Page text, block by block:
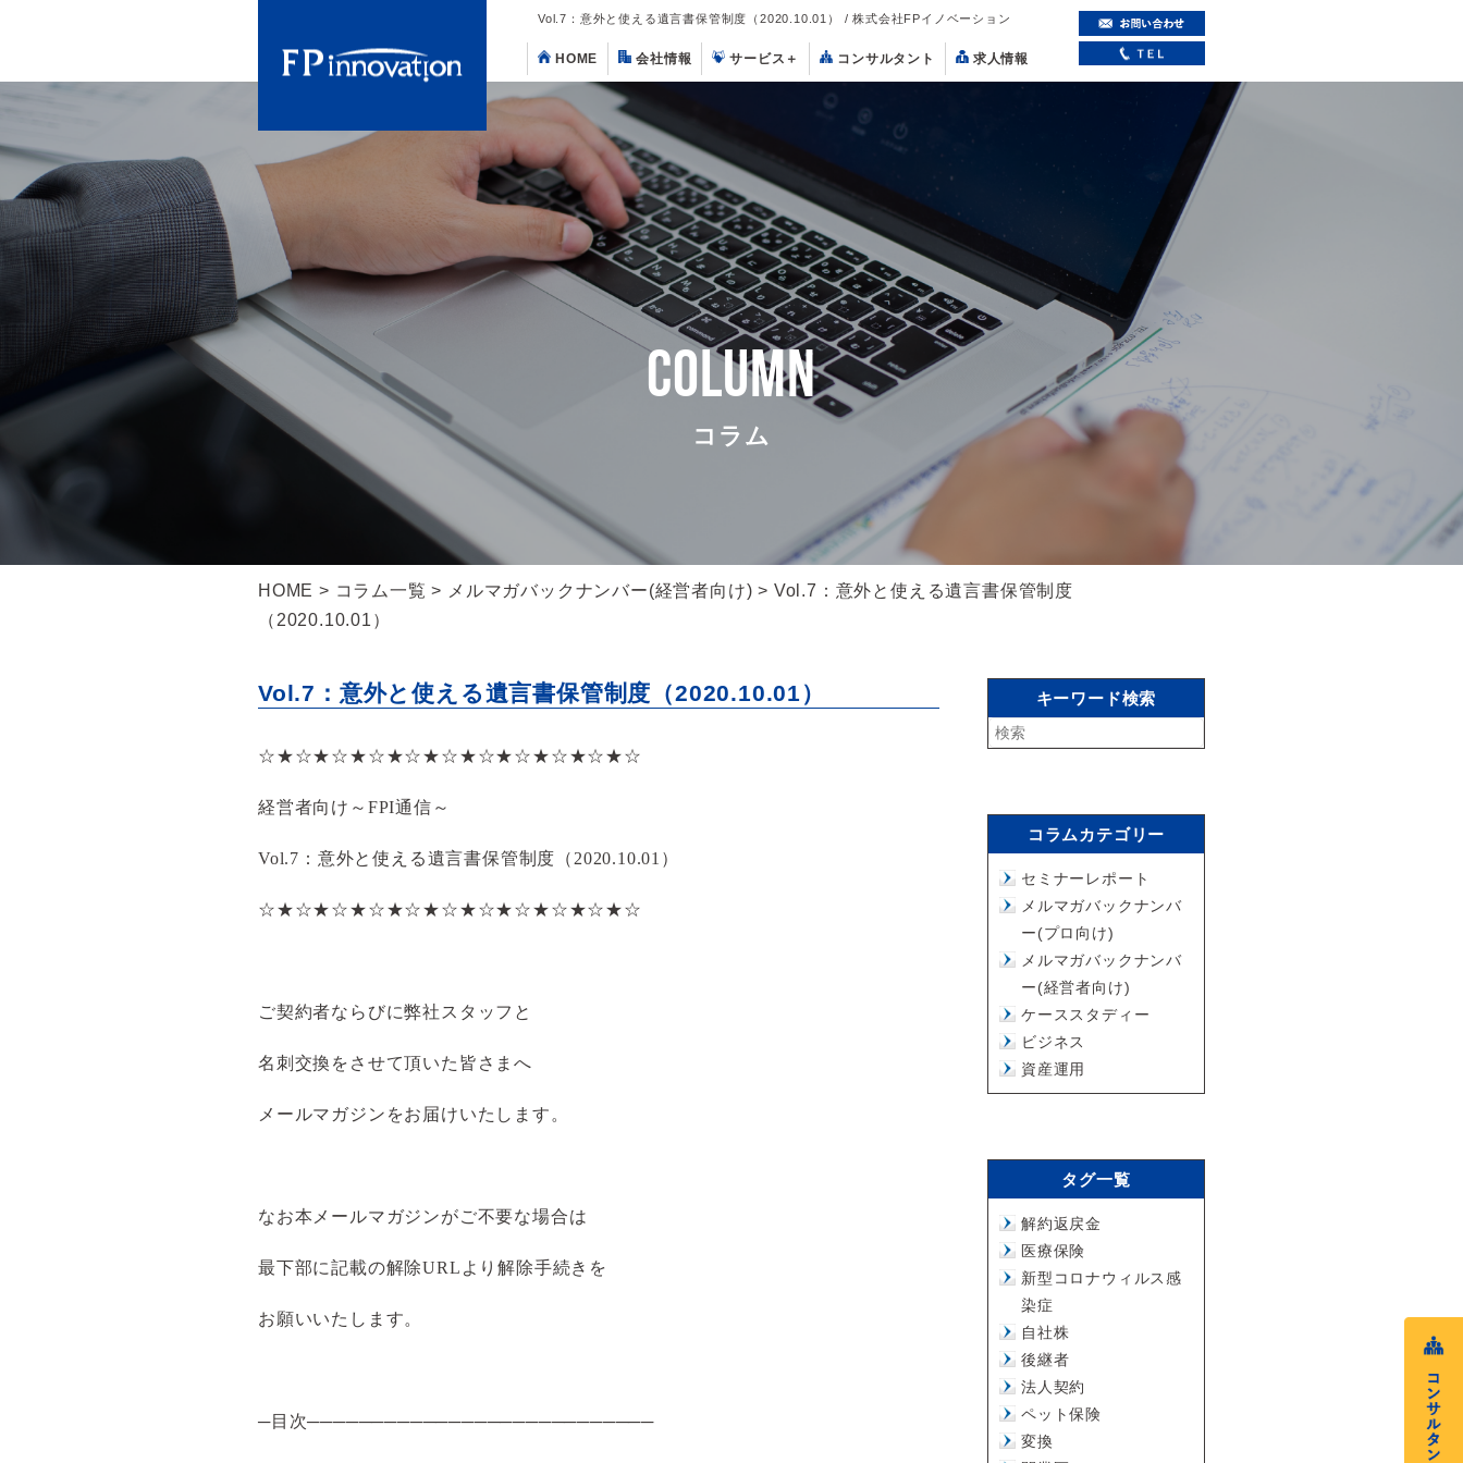
Vol.7：意外と使える遺言書保管制度（2020.10.01） / 株式会社FPイノベーション
HOME 会社情報 サービス ＋ コンサルタント 求人情報
COLUMN
HOME > コラム一覧 > メルマガバックナンバー(経営者向け) > Vol.7：意外と使える遺言書保管制度
（2020.10.01）
Vol.7：意外と使える遺言書保管制度（2020.10.01）
☆★☆★☆★☆★☆★☆★☆★☆★☆★☆★☆
経営者向け～FPI通信～
Vol.7：意外と使える遺言書保管制度（2020.10.01）
☆★☆★☆★☆★☆★☆★☆★☆★☆★☆★☆
ご契約者ならびに弊社スタッフと
名刺交換をさせて頂いた皆さまへ
メールマガジンをお届けいたします。
なお本メールマガジンがご不要な場合は
最下部に記載の解除URLより解除手続きを
お願いいたします。
─目次───────────────────────────
キーワード検索
コラムカテゴリー
セミナーレポート
メルマガバックナンバ
ー(プロ向け)
メルマガバックナンバ
ー(経営者向け)
ケーススタディー
ビジネス
資産運用
タグ一覧
解約返戻金
医療保険
新型コロナウィルス感
染症
自社株
後継者
法人契約
ペット保険
変換